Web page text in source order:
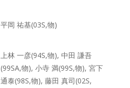
平岡 祐基(03S,物)
上林 一彦(94S,物), 中田 謙吾
(99SA,物), 小寺 満(99S,物), 宮下
通泰(98S,物), 藤田 真司(02S,